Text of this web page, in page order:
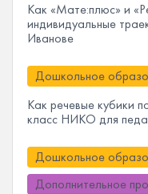
Как «Мате:плюс» и
индивидуальные
Иванове
Дошкольное
Как речевые кубики
класс НИКО для
Дошкольное
Дополнительное